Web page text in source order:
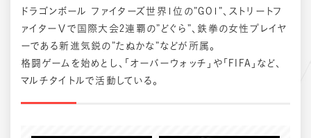
ドラゴンボール ファイターズ世界1位の”GO1”、ストリートフ
ァイターⅤで国際大会2連覇の”どぐら”、鉄拳の女性プレイヤ
ーである新進気鋭の”たぬかな”などが所属。
格闘ゲームを始めとし、「オーバーウォッチ」や「FIFA」など、
マルチタイトルで活動している。